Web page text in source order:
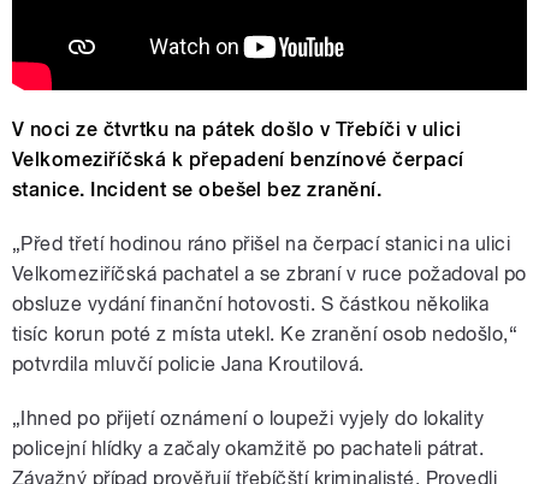
V noci ze čtvrtku na pátek došlo v Třebíči v ulici
Velkomeziříčská k přepadení benzínové čerpací
stanice. Incident se obešel bez zranění.
„Před třetí hodinou ráno přišel na čerpací stanici na ulici
Velkomeziříčská pachatel a se zbraní v ruce požadoval po
obsluze vydání finanční hotovosti. S částkou několika
tisíc korun poté z místa utekl. Ke zranění osob nedošlo,“
potvrdila mluvčí policie Jana Kroutilová.
„Ihned po přijetí oznámení o loupeži vyjely do lokality
policejní hlídky a začaly okamžitě po pachateli pátrat.
Závažný případ prověřují třebíčští kriminalisté. Provedli